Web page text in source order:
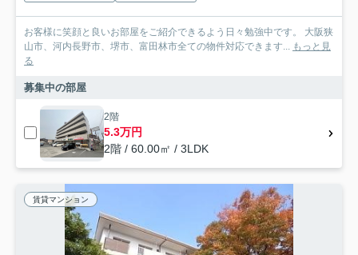
お客様に笑顔と良いお部屋をご紹介できるよう日々勉強中です。 大阪狭
山市、河内長野市、堺市、富田林市全ての物件対応できます...
もっと見
る
募集中の部屋
2階
5.3万円
2階 / 60.00㎡ / 3LDK
賃貸マンション